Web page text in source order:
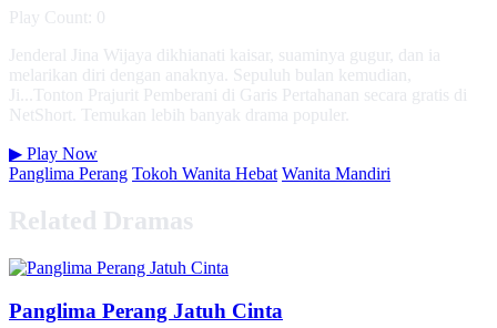
Play Count: 0
Jenderal Jina Wijaya dikhianati kaisar, suaminya gugur, dan ia
melarikan diri dengan anaknya. Sepuluh bulan kemudian,
Ji...Tonton Prajurit Pemberani di Garis Pertahanan secara gratis di
NetShort. Temukan lebih banyak drama populer.
▶ Play Now
Panglima Perang Tokoh Wanita Hebat Wanita Mandiri
Related Dramas
Panglima Perang Jatuh Cinta